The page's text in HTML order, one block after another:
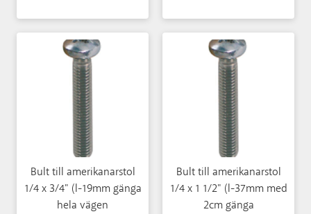
Bult till amerikanarstol
1/4 x 3/4" (l-19mm gänga
hela vägen
Bult till amerikanarstol
1/4 x 1 1/2" (l-37mm med
2cm gänga